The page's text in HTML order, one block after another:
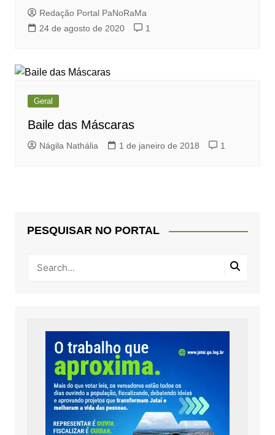
Redação Portal PaNoRaMa
24 de agosto de 2020
1
Geral
Baile das Máscaras
Nágila Nathália 1 de janeiro de 2018 1
PESQUISAR NO PORTAL